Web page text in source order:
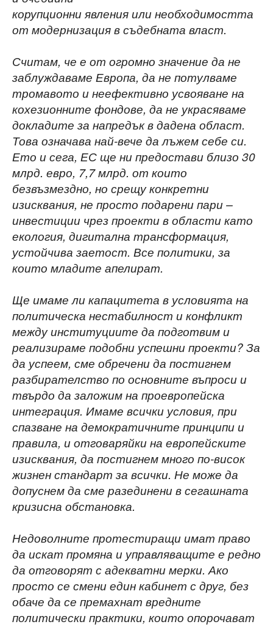
корупционни явления или необходимостта
от модернизация в съдебната власт.
Считам, че е от огромно значение да не
заблуждаваме Европа, да не потулваме
тромавото и неефективно усвояване на
кохезионните фондове, да не украсяваме
докладите за напредък в дадена област.
Това означава най-вече да лъжем себе си.
Ето и сега, ЕС ще ни предостави близо 30
млрд. евро, 7,7 млрд. от които
безвъзмездно, но срещу конкретни
изисквания, не просто подарени пари –
инвестиции чрез проекти в области като
екология, дигитална трансформация,
устойчива заетост. Все политики, за
които младите апелират.
Ще имаме ли капацитета в условията на
политическа нестабилност и конфликт
междуинституциите да подготвим и
реализираме подобни успешни проекти? За
да успеем, сме обречени да постигнем
разбирателство по основните въпроси и
твърдо да заложим на проевропейска
интеграция. Имаме всички условия, при
спазване на демократичните принципи и
правила, и отговаряйки на европейските
изисквания, да постигнем много по-висок
жизнен стандарт за всички. Не може да
допуснем да сме разединени в сегашната
кризисна обстановка.
Недоволните протестиращи имат право
да искат промяна и управляващите е редно
да отговорят с адекватни мерки. Ако
просто се смени един кабинет с друг, без
обаче да се премахнат вредните
политически практики, които опорочават